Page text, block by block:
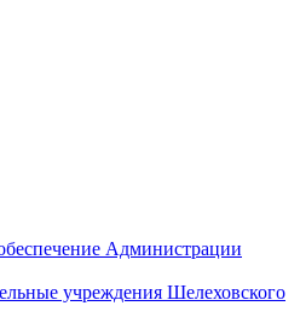
Администрации
учреждения Шелеховского